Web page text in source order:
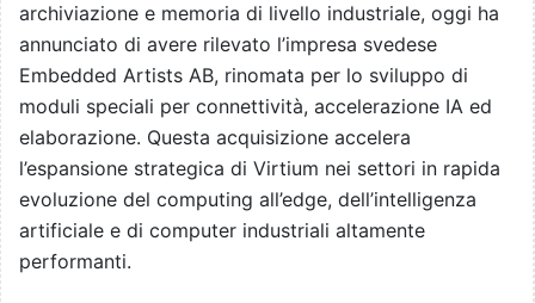
archiviazione e memoria di livello industriale, oggi ha
annunciato di avere rilevato l’impresa svedese
Embedded Artists AB, rinomata per lo sviluppo di
moduli speciali per connettività, accelerazione IA ed
elaborazione. Questa acquisizione accelera
l’espansione strategica di Virtium nei settori in rapida
evoluzione del computing all’edge, dell’intelligenza
artificiale e di computer industriali altamente
performanti.